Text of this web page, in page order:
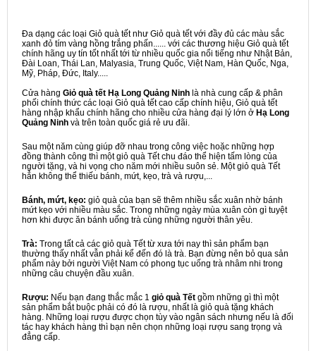
Đa dạng các loại Giỏ quà tết như Giỏ quà tết với đầy đủ các màu sắc
xanh đỏ tím vàng hồng trắng phấn...... với các thương hiệu Giỏ quà tết
chính hãng uy tín tốt nhất tới từ nhiều quốc gia nổi tiếng như Nhật Bản,
Đài Loan, Thái Lan, Malyasia, Trung Quốc, Việt Nam, Hàn Quốc, Nga,
Mỹ, Pháp, Đức, Italy.....
Cửa hàng Giỏ quà tết Hạ Long Quảng Ninh là nhà cung cấp & phân
phối chính thức các loại Giỏ quà tết cao cấp chính hiệu, Giỏ quà tết
hàng nhập khẩu chính hãng cho nhiều cửa hàng đại lý lớn ở Hạ Long
Quảng Ninh và trên toàn quốc giá rẻ ưu đãi.
Sau một năm cùng giúp đỡ nhau trong công việc hoặc những hợp
đồng thành công thì một giỏ quà Tết chu đáo thể hiện tấm lòng của
người tặng, và hi vọng cho năm mới nhiều suôn sẻ. Một giỏ quà Tết
hẳn không thể thiếu bánh, mứt, kẹo, trà và rượu,...
Bánh, mứt, kẹo: giỏ quà của bạn sẽ thêm nhiều sắc xuân nhờ bánh
mứt kẹo với nhiều màu sắc. Trong những ngày mùa xuân còn gì tuyệt
hơn khi được ăn bánh uống trà cùng những người thân yêu.
Trà: Trong tất cả các giỏ quà Tết từ xưa tới nay thì sản phẩm bạn
thường thấy nhất vẫn phải kể đến đó là trà. Bạn đừng nên bỏ qua sản
phẩm này bởi người Việt Nam có phong tục uống trà nhâm nhi trong
những câu chuyện đầu xuân.
Rượu: Nếu bạn đang thắc mắc 1 giỏ quà Tết gồm những gì thì một
sản phẩm bắt buộc phải có đó là rượu, nhất là giỏ quà tặng khách
hàng. Những loại rượu được chọn tùy vào ngân sách nhưng nếu là đối
tác hay khách hàng thì bạn nên chọn những loại rượu sang trọng và
đẳng cấp.